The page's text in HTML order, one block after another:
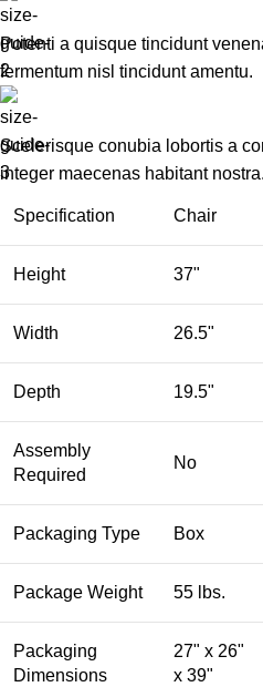
Potenti a quisque tincidunt
fermentum nisl tinciduntamentu.
Scelerisque conubia lobortis a
integer maecenas habitant nostra.
Specification Chair
Height 37"
Width 26.5"
Depth 19.5"
Assembly
Required
No
Packaging Type Box
Package Weight 55 lbs.
Packaging
Dimensions
27" x 26"
x 39"